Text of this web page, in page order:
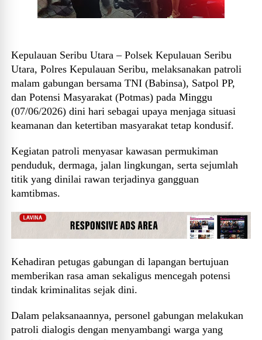
Kepulauan Seribu Utara – Polsek Kepulauan Seribu
Utara, Polres Kepulauan Seribu, melaksanakan patroli
malam gabungan bersama TNI (Babinsa), Satpol PP,
dan Potensi Masyarakat (Potmas) pada Minggu
(07/06/2026) dini hari sebagai upaya menjaga situasi
keamanan dan ketertiban masyarakat tetap kondusif.
Kegiatan patroli menyasar kawasan permukiman
penduduk, dermaga, jalan lingkungan, serta sejumlah
titik yang dinilai rawan terjadinya gangguan
kamtibmas.
Kehadiran petugas gabungan di lapangan bertujuan
memberikan rasa aman sekaligus mencegah potensi
tindak kriminalitas sejak dini.
Dalam pelaksanaannya, personel gabungan melakukan
patroli dialogis dengan menyambangi warga yang